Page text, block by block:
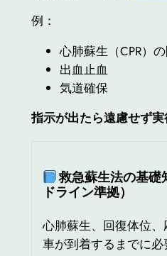
例：
心肺蘇生（CPR）
出血止血
気道確保
指示が出たら遠慮せず実
救急蘇生法の基礎
ドライン準拠）
心肺蘇生、回復体位
車が到着するまでに